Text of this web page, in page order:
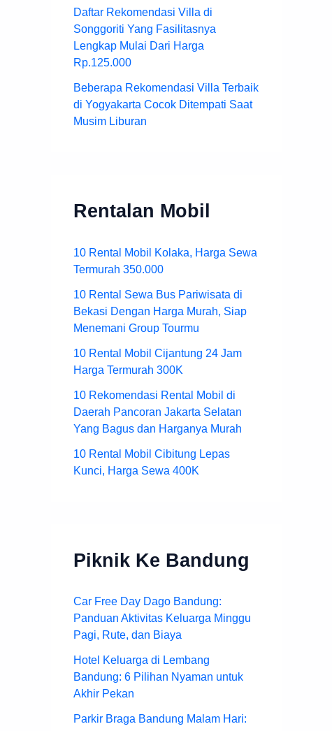
Daftar Rekomendasi Villa di
Songgoriti Yang Fasilitasnya
Lengkap Mulai Dari Harga
Rp.125.000
Beberapa Rekomendasi Villa Terbaik
di Yogyakarta Cocok Ditempati Saat
Musim Liburan
Rentalan Mobil
10 Rental Mobil Kolaka, Harga Sewa
Termurah 350.000
10 Rental Sewa Bus Pariwisata di
Bekasi Dengan Harga Murah, Siap
Menemani Group Tourmu
10 Rental Mobil Cijantung 24 Jam
Harga Termurah 300K
10 Rekomendasi Rental Mobil di
Daerah Pancoran Jakarta Selatan
Yang Bagus dan Harganya Murah
10 Rental Mobil Cibitung Lepas
Kunci, Harga Sewa 400K
Piknik Ke Bandung
Car Free Day Dago Bandung:
Panduan Aktivitas Keluarga Minggu
Pagi, Rute, dan Biaya
Hotel Keluarga di Lembang
Bandung: 6 Pilihan Nyaman untuk
Akhir Pekan
Parkir Braga Bandung Malam Hari: